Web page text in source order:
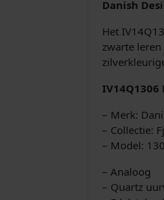
Danish
Het
zwarte
IV14Q1306
– Merk:
– Collectie:
– Model:
– Analoog
– Quartz